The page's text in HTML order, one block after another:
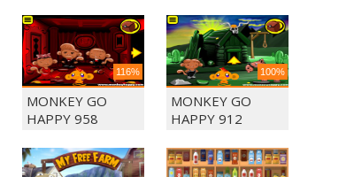
116%
MONKEY GO
HAPPY 958
100%
MONKEY GO
HAPPY 912